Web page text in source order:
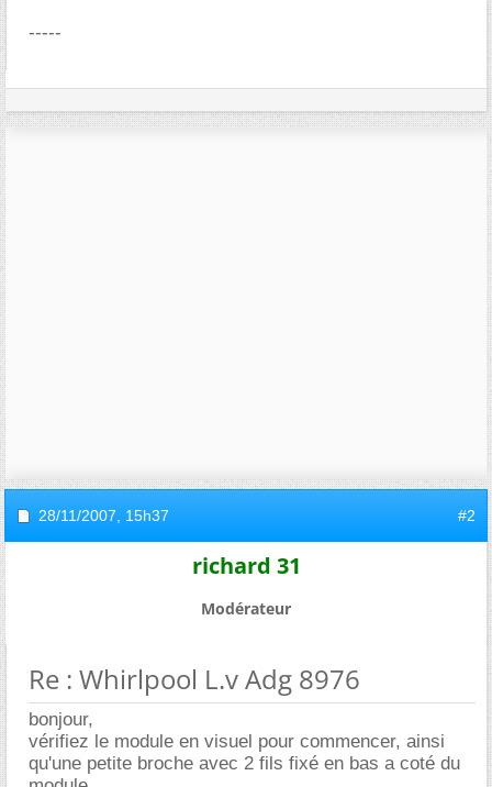
-----
28/11/2007, 15h37 #2
richard 31
Modérateur
Re : Whirlpool L.v Adg 8976
bonjour,
vérifiez le module en visuel pour commencer, ainsi
qu'une petite broche avec 2 fils fixé en bas a coté du